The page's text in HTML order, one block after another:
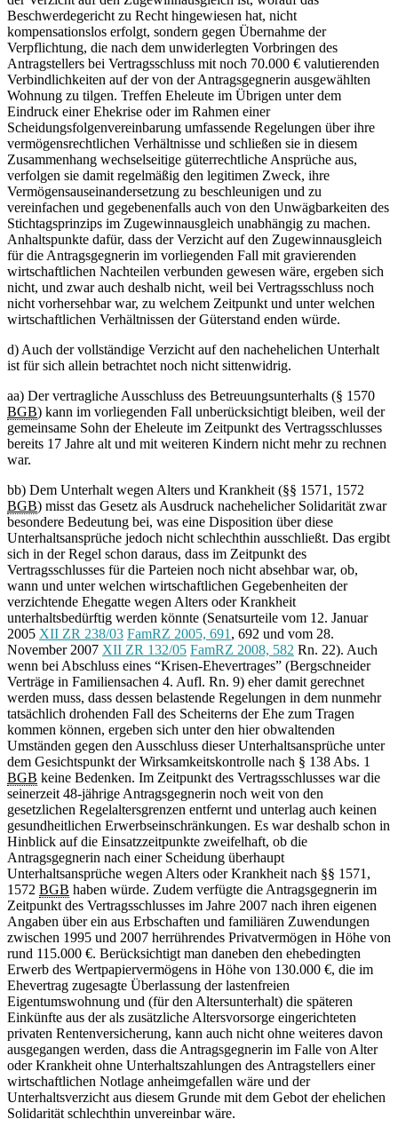
Beschwerdegericht zu Recht hingewiesen hat, nicht
kompensationslos erfolgt, sondern gegen Übernahme der
Verpflichtung, die nach dem unwiderlegten Vorbringen des
Antragstellers bei Vertragsschluss mit noch 70.000 € valutierenden
Verbindlichkeiten auf der von der Antragsgegnerin ausgewählten
Wohnung zu tilgen. Treffen Eheleute im Übrigen unter dem
Eindruck einer Ehekrise oder im Rahmen einer
Scheidungsfolgenvereinbarung umfassende Regelungen über ihre
vermögensrechtlichen Verhältnisse und schließen sie in diesem
Zusammenhang wechselseitige güterrechtliche Ansprüche aus,
verfolgen sie damit regelmäßig den legitimen Zweck, ihre
Vermögensauseinandersetzung zu beschleunigen und zu
vereinfachen und gegebenenfalls auch von den Unwägbarkeiten des
Stichtagsprinzips im Zugewinnausgleich unabhängig zu machen.
Anhaltspunkte dafür, dass der Verzicht auf den Zugewinnausgleich
für die Antragsgegnerin im vorliegenden Fall mit gravierenden
wirtschaftlichen Nachteilen verbunden gewesen wäre, ergeben sich
nicht, und zwar auch deshalb nicht, weil bei Vertragsschluss noch
nicht vorhersehbar war, zu welchem Zeitpunkt und unter welchen
wirtschaftlichen Verhältnissen der Güterstand enden würde.
d) Auch der vollständige Verzicht auf den nachehelichen Unterhalt
ist für sich allein betrachtet noch nicht sittenwidrig.
aa) Der vertragliche Ausschluss des Betreuungsunterhalts (§ 1570
BGB) kann im vorliegenden Fall unberücksichtigt bleiben, weil der
gemeinsame Sohn der Eheleute im Zeitpunkt des Vertragsschlusses
bereits 17 Jahre alt und mit weiteren Kindern nicht mehr zu rechnen
war.
bb) Dem Unterhalt wegen Alters und Krankheit (§§ 1571, 1572
BGB) misst das Gesetz als Ausdruck nachehelicher Solidarität zwar
besondere Bedeutung bei, was eine Disposition über diese
Unterhaltsansprüche jedoch nicht schlechthin ausschließt. Das ergibt
sich in der Regel schon daraus, dass im Zeitpunkt des
Vertragsschlusses für die Parteien noch nicht absehbar war, ob,
wann und unter welchen wirtschaftlichen Gegebenheiten der
verzichtende Ehegatte wegen Alters oder Krankheit
unterhaltsbedürftig werden könnte (Senatsurteile vom 12. Januar
2005 XII ZR 238/03 FamRZ 2005, 691, 692 und vom 28.
November 2007 XII ZR 132/05 FamRZ 2008, 582 Rn. 22). Auch
wenn bei Abschluss eines “Krisen-Ehevertrages” (Bergschneider
Verträge in Familiensachen 4. Aufl. Rn. 9) eher damit gerechnet
werden muss, dass dessen belastende Regelungen in dem nunmehr
tatsächlich drohenden Fall des Scheiterns der Ehe zum Tragen
kommen können, ergeben sich unter den hier obwaltenden
Umständen gegen den Ausschluss dieser Unterhaltsansprüche unter
dem Gesichtspunkt der Wirksamkeitskontrolle nach § 138 Abs. 1
BGB keine Bedenken. Im Zeitpunkt des Vertragsschlusses war die
seinerzeit 48-jährige Antragsgegnerin noch weit von den
gesetzlichen Regelaltersgrenzen entfernt und unterlag auch keinen
gesundheitlichen Erwerbseinschränkungen. Es war deshalb schon in
Hinblick auf die Einsatzzeitpunkte zweifelhaft, ob die
Antragsgegnerin nach einer Scheidung überhaupt
Unterhaltsansprüche wegen Alters oder Krankheit nach §§ 1571,
1572 BGB haben würde. Zudem verfügte die Antragsgegnerin im
Zeitpunkt des Vertragsschlusses im Jahre 2007 nach ihren eigenen
Angaben über ein aus Erbschaften und familiären Zuwendungen
zwischen 1995 und 2007 herrührendes Privatvermögen in Höhe von
rund 115.000 €. Berücksichtigt man daneben den ehebedingten
Erwerb des Wertpapiervermögens in Höhe von 130.000 €, die im
Ehevertrag zugesagte Überlassung der lastenfreien
Eigentumswohnung und (für den Altersunterhalt) die späteren
Einkünfte aus der als zusätzliche Altersvorsorge eingerichteten
privaten Rentenversicherung, kann auch nicht ohne weiteres davon
ausgegangen werden, dass die Antragsgegnerin im Falle von Alter
oder Krankheit ohne Unterhaltszahlungen des Antragstellers einer
wirtschaftlichen Notlage anheimgefallen wäre und der
Unterhaltsverzicht aus diesem Grunde mit dem Gebot der ehelichen
Solidarität schlechthin unvereinbar wäre.